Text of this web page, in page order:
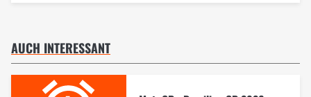
AUCH INTERESSANT